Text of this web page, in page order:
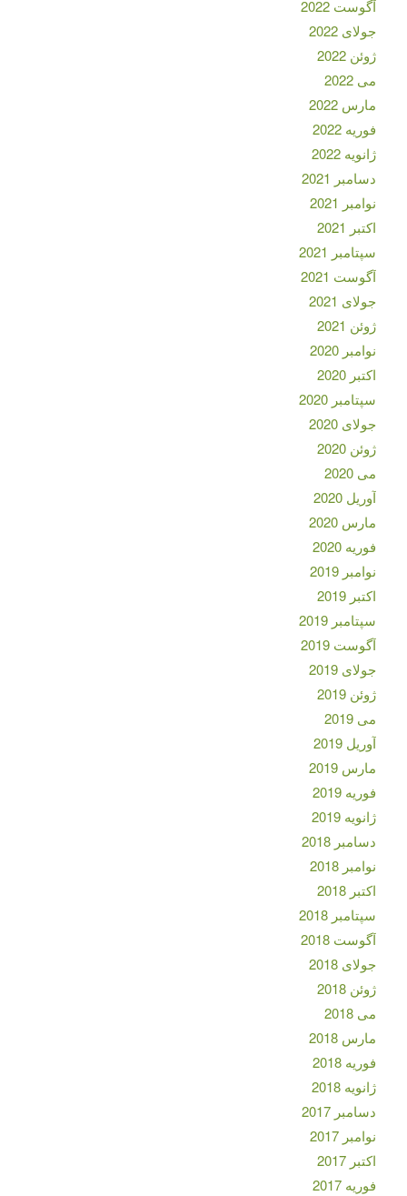
آگوست 2022
جولای 2022
ژوئن 2022
می 2022
مارس 2022
فوریه 2022
ژانویه 2022
دسامبر 2021
نوامبر 2021
اکتبر 2021
سپتامبر 2021
آگوست 2021
جولای 2021
ژوئن 2021
نوامبر 2020
اکتبر 2020
سپتامبر 2020
جولای 2020
ژوئن 2020
می 2020
آوریل 2020
مارس 2020
فوریه 2020
نوامبر 2019
اکتبر 2019
سپتامبر 2019
آگوست 2019
جولای 2019
ژوئن 2019
می 2019
آوریل 2019
مارس 2019
فوریه 2019
ژانویه 2019
دسامبر 2018
نوامبر 2018
اکتبر 2018
سپتامبر 2018
آگوست 2018
جولای 2018
ژوئن 2018
می 2018
مارس 2018
فوریه 2018
ژانویه 2018
دسامبر 2017
نوامبر 2017
اکتبر 2017
فوریه 2017